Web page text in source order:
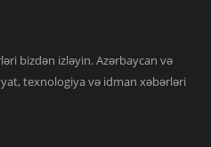
bizdən izləyin. Azərbaycan və
texnologiya və idman xəbərləri